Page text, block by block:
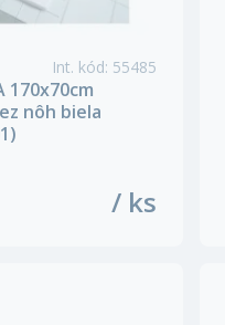
Int. kód: 55485
170x70cm
nôh biela
/ ks